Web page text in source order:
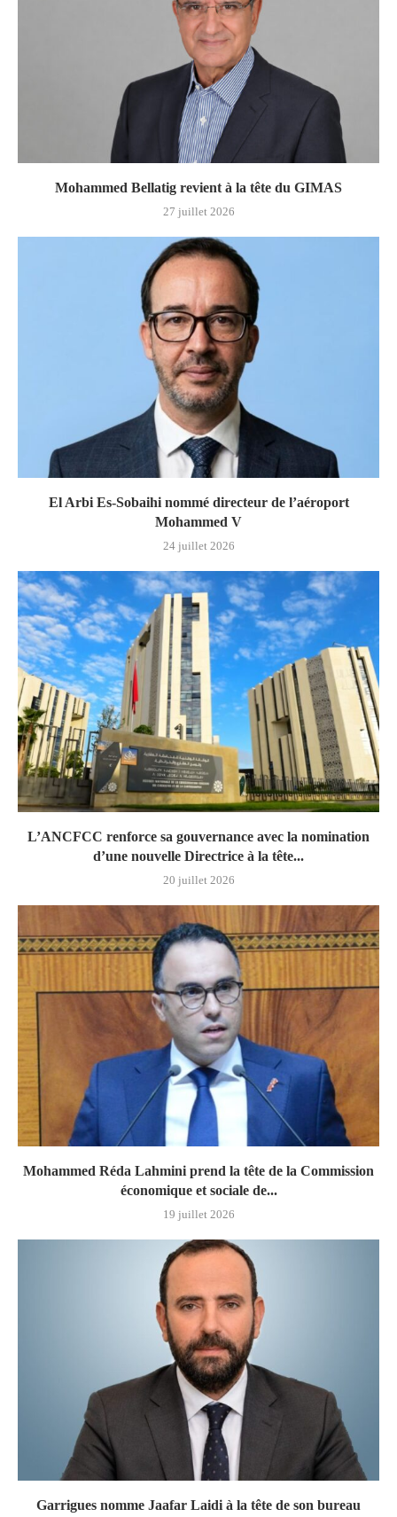
Mohammed Bellatig revient à la tête du GIMAS
27 juillet 2026
El Arbi Es-Sobaihi nommé directeur de l’aéroport
Mohammed V
24 juillet 2026
L’ANCFCC renforce sa gouvernance avec la nomination
d’une nouvelle Directrice à la tête...
20 juillet 2026
Mohammed Réda Lahmini prend la tête de la Commission
économique et sociale de...
19 juillet 2026
Garrigues nomme Jaafar Laidi à la tête de son bureau